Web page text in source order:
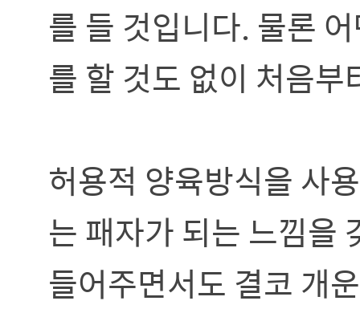
를 들 것입니다. 물론
를 할 것도 없이 처음
허용적 양육방식을 사
는 패자가 되는 느낌을
들어주면서도 결코 개